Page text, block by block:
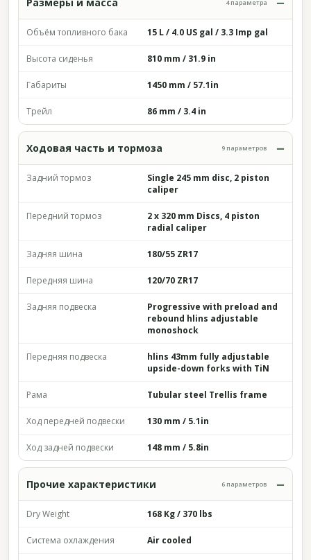
4 параметра
Объём топливного бака 15 L / 4.0 US gal / 3.3 Imp gal
Высота сиденья 810 mm / 31.9 in
Габариты 1450 mm / 57.1in
Трейл 86 mm / 3.4 in
Ходовая часть и тормоза 9 параметров
Задний тормоз
Single 245 mm disc, 2 piston
caliper
Передний тормоз
2 x 320 mm Discs, 4 piston
radial caliper
Задняя шина 180/55 ZR17
Передняя шина 120/70 ZR17
Задняя подвеска
Progressive with preload and
rebound hlins adjustable
monoshock
Передняя подвеска
hlins 43mm fully adjustable
upside-down forks with TiN
Рама Tubular steel Trellis frame
Ход передней подвески 130 mm / 5.1in
Ход задней подвески 148 mm / 5.8in
Прочие характеристики 6 параметров
Dry Weight 168 Kg / 370 lbs
Система охлаждения Air cooled